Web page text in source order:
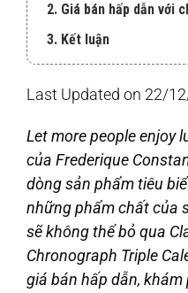
2. Giá bán hấp dẫn với
3. Kết luận
Last Updated on 22/
Let more people enjoy
của Frederique
dòng sản phẩm tiêu
những phẩm chất của
sẽ không thể bỏ qua
Chronograph Triple
giá bán hấp dẫn,